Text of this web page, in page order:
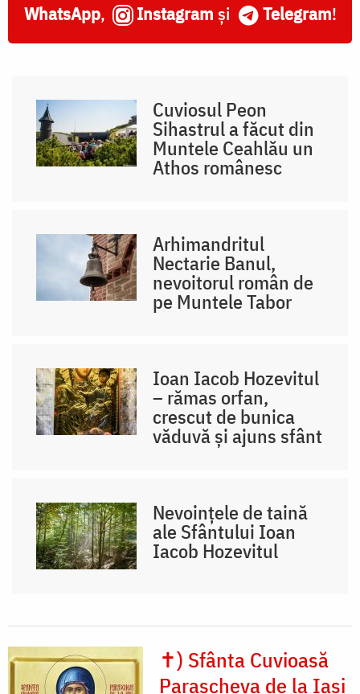
WhatsApp, Instagram și Telegram!
Cuviosul Peon
Sihastrul a făcut din
Muntele Ceahlău un
Athos românesc
Arhimandritul
Nectarie Banul,
nevoitorul român de
pe Muntele Tabor
Ioan Iacob Hozevitul
– rămas orfan,
crescut de bunica
văduvă și ajuns sfânt
Nevoințele de taină
ale Sfântului Ioan
Iacob Hozevitul
✝) Sfânta Cuvioasă
Parascheva de la Iași